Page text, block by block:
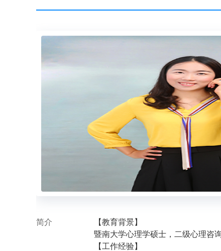
1. 看见“人”本身的价值： “无论考
评价维度： 肯定努力、赞美善良、
节奏：保障睡眠、运动、社交，这
育本质的深情呼唤，更是父母最大
流中，仍有家庭紧握着最珍贵的
宝。分数只是一时的刻度，而拥有
倒再爬起，才是贯穿一生的终极能
功”的标尺，而是守护他们成为身
处，都能在属于自己的人生旷野上
高考考生们，都能活出自己的精彩
简介
【教育背景】
暨南大学心理学硕士，二级心理咨
【工作经验】